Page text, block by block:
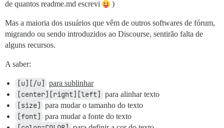
de quantos readme.md escrevi
)
Mas a maioria dos usuários que vêm de outros softwares de fórum,
migrando ou sendo introduzidos ao Discourse, sentirão falta de
alguns recursos.
A saber:
[u][/u] para sublinhar
[center][right][left] para alinhar texto
[size] para mudar o tamanho do texto
[font] para mudar a fonte do texto